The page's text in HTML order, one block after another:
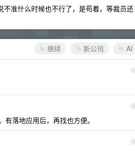
准什么时候也不行了，是苟着，等裁员还
继续 新公司 AI
1
2
落地应用后，再找也方便。
3